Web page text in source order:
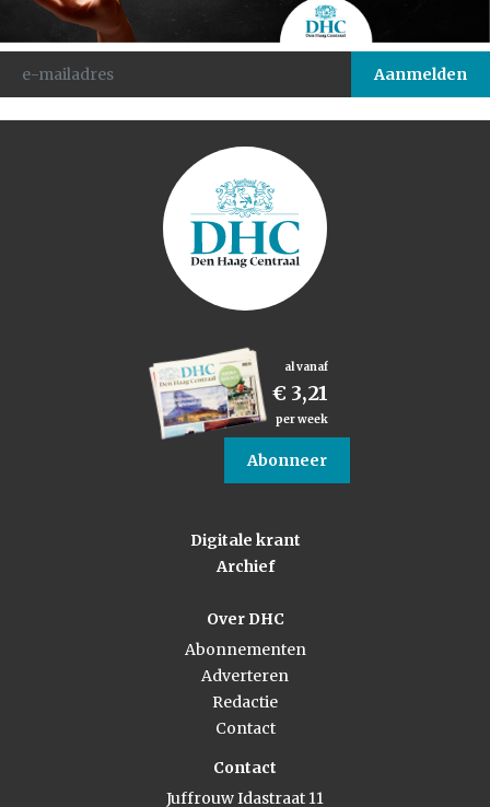
al vanaf
€ 3,21
per week
Abonneer
Digitale krant
Archief
Over DHC
Abonnementen
Adverteren
Redactie
Contact
Contact
Juffrouw Idastraat 11